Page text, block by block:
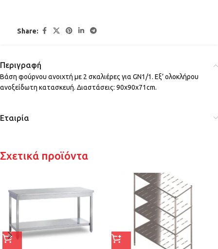
Share:
Περιγραφή
Βάση φούρνου ανοιχτή με 2 σκαλιέρες για GN1/1. Εξ’ ολοκλήρου
ανοξείδωτη κατασκευή. Διαστάσεις: 90x90x71cm.
Εταιρία
Σχετικά προϊόντα